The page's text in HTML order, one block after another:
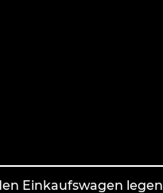
Einkaufswagen legen